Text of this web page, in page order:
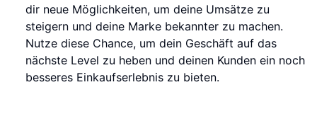
dir neue Möglichkeiten, um deine Umsätze zu
steigern und deine Marke bekannter zu machen.
Nutze diese Chance, um dein Geschäft auf das
nächste Level zu heben und deinen Kunden ein noch
besseres Einkaufserlebnis zu bieten.